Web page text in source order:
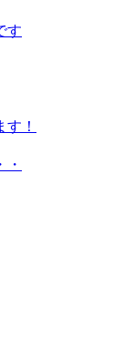
す
！